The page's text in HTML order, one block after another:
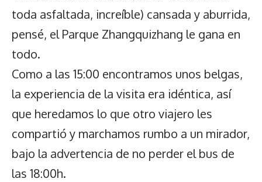
toda asfaltada, increíble) cansada y aburrida,
pensé, el Parque Zhangquizhang le gana en
todo.
Como a las 15:00 encontramos unos belgas,
la experiencia de la visita era idéntica, así
que heredamos lo que otro viajero les
compartió y marchamos rumbo a un mirador,
bajo la advertencia de no perder el bus de
las 18:00h.